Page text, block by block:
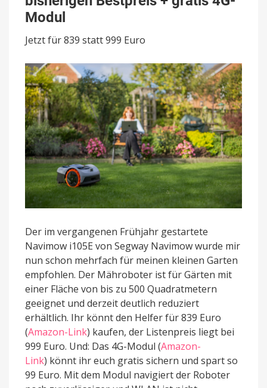
Draht
Bestpreis
gratis
4G-
Modul
Modul
Jetzt für 839 statt 999 Euro
Der im vergangenen Frühjahr gestartete
Navimow i105E von Segway Navimow wurde mir
nun schon mehrfach für meinen kleinen Garten
empfohlen. Der Mähroboter ist für Gärten mit
einer Fläche von bis zu 500 Quadratmetern
geeignet und derzeit deutlich reduziert
erhältlich. Ihr könnt den Helfer für 839 Euro
(Amazon-Link) kaufen, der Listenpreis liegt bei
999 Euro. Und: Das 4G-Modul (Amazon-
Link) könnt ihr euch gratis sichern und spart so
99 Euro. Mit dem Modul navigiert der Roboter